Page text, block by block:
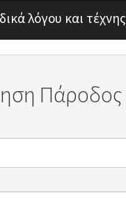
περιεχόμενο
λόγου και τέχνης
Πάροδος